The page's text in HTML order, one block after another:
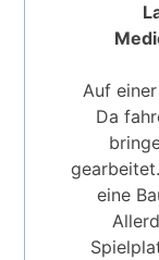
Auf
Da
eine